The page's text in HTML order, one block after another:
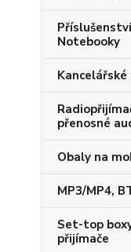
Notebooky
přenosné
Obaly na
MP3/MP4,
Set-top
přijímače